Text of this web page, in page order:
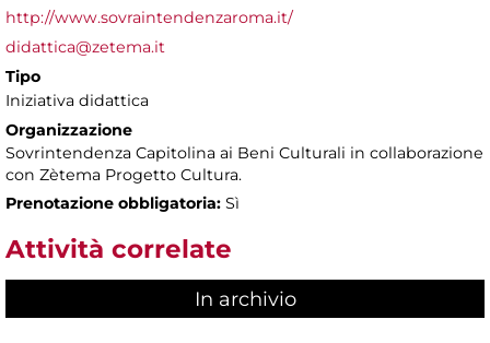
http://www.sovraintendenzaroma.it/
didattica@zetema.it
Tipo
Iniziativa didattica
Organizzazione
Sovrintendenza Capitolina ai Beni Culturali in collaborazione
con Zètema Progetto Cultura.
Prenotazione obbligatoria: Sì
Attività correlate
In archivio